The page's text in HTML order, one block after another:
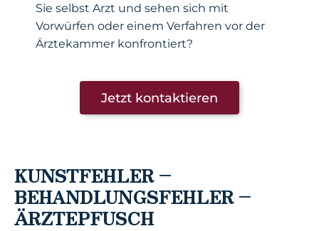
Sie selbst Arzt und sehen sich mit
Vorwürfen oder einem Verfahren vor der
Ärztekammer konfrontiert?
Jetzt kontaktieren
KUNSTFEHLER –
BEHANDLUNGSFEHLER –
ÄRZTEPFUSCH